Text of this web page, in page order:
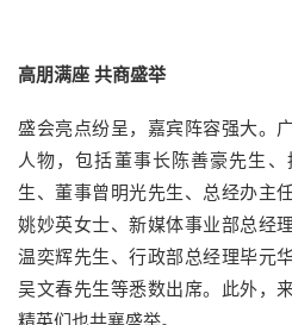
高朋满座 共商盛举
盛会亮点纷呈，嘉宾阵容强大。
人物，包括董事长陈善豪先生
生、董事曾明光先生、总经办主
姚妙英女士、新媒体事业部总经
温奕辉先生、行政部总经理毕元
吴文春先生等悉数出席。此外，
精英们也共襄盛举。